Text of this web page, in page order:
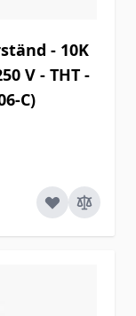
- 10K
V - THT -
C)